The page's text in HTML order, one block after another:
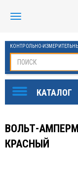
КОНТРОЛЬНО-
ВОЛЬТ-
КРАСНЫЙ